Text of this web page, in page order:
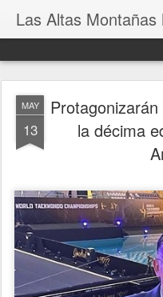
Las Altas Montañas
MAY
13
la décima